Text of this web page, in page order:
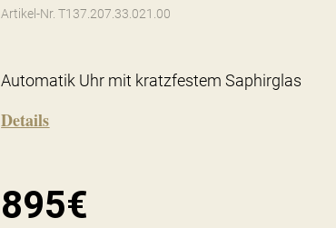
Artikel-Nr. T137.207.33.021.00
Automatik Uhr mit kratzfestem Saphirglas
Details
895€